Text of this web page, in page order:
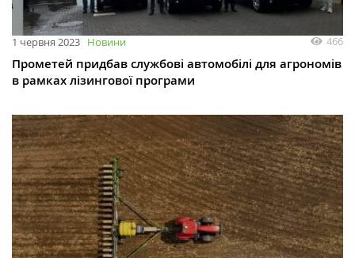
1 червня 2023 Новини 466
Прометей придбав службові автомобілі для агрономів
в рамках лізингової програми